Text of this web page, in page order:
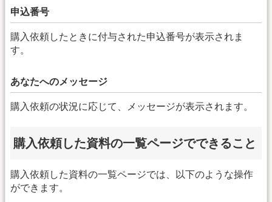
申込番号
購入依頼したときに付与された申込番号が表示されま
す。
あなたへのメッセージ
購入依頼の状況に応じて、メッセージが表示されます。
購入依頼した資料の一覧ページでできること
購入依頼した資料の一覧ページでは、以下のような操作
ができます。